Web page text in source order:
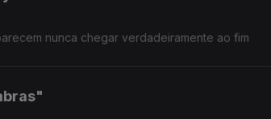
nunca chegar verdadeiramente ao fim